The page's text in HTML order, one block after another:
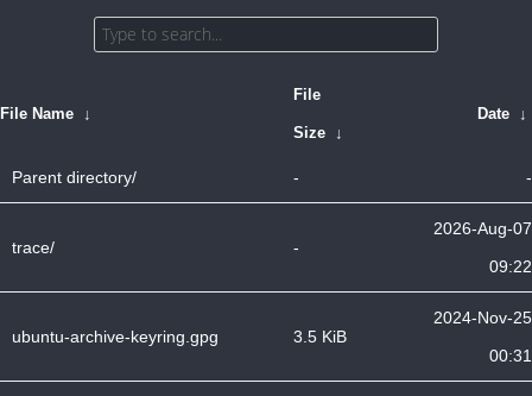
File Name ↓
File
Size ↓
Date ↓
Parent directory/ - -
trace/ -
2026-Aug-07
09:22
ubuntu-archive-keyring.gpg 3.5 KiB
2024-Nov-25
00:31